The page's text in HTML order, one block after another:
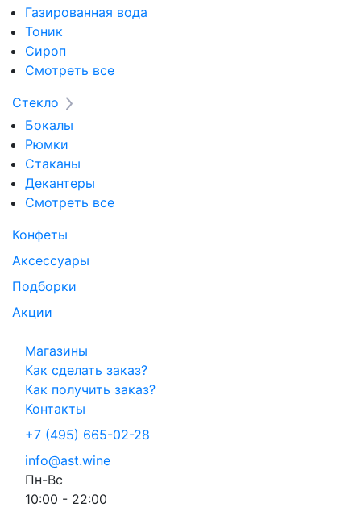
Газированная вода
Тоник
Сироп
Смотреть все
Стекло
Бокалы
Рюмки
Стаканы
Декантеры
Смотреть все
Конфеты
Аксессуары
Подборки
Акции
Магазины
Как сделать заказ?
Как получить заказ?
Контакты
+7 (495) 665-02-28
info@ast.wine
Пн-Вс
10:00 - 22:00